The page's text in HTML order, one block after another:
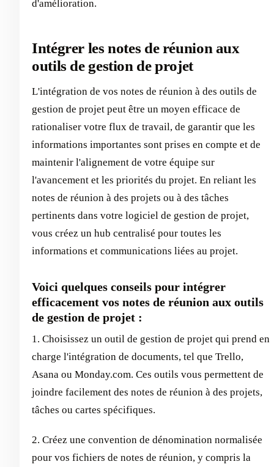
d'amélioration.
Intégrer les notes de réunion aux
outils de gestion de projet
L'intégration de vos notes de réunion à des outils de
gestion de projet peut être un moyen efficace de
rationaliser votre flux de travail, de garantir que les
informations importantes sont prises en compte et de
maintenir l'alignement de votre équipe sur
l'avancement et les priorités du projet. En reliant les
notes de réunion à des projets ou à des tâches
pertinents dans votre logiciel de gestion de projet,
vous créez un hub centralisé pour toutes les
informations et communications liées au projet.
Voici quelques conseils pour intégrer
efficacement vos notes de réunion aux outils
de gestion de projet :
1. Choisissez un outil de gestion de projet qui prend en
charge l'intégration de documents, tel que Trello,
Asana ou Monday.com. Ces outils vous permettent de
joindre facilement des notes de réunion à des projets,
tâches ou cartes spécifiques.
2. Créez une convention de dénomination normalisée
pour vos fichiers de notes de réunion, y compris la